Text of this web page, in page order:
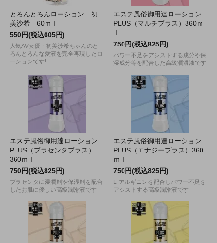
とろんとろんローション 初
美沙希 60ｍｌ
550円(税込605円)
人気AV女優・初美沙希ちゃんのと
ろんとろんな愛液を完全再現したロ
ーションです!
エステ風俗御用達ローション
PLUS（マルチプラス）360ｍ
ｌ
750円(税込825円)
パワー不足をアシストする成分や保
湿成分等を配合した高級潤滑液です
エステ風俗御用達ローション
PLUS（プラセンタプラス）
360ｍｌ
750円(税込825円)
プラセンタに湿潤剤や保湿剤を配合
したお肌に優しい高級潤滑液です
エステ風俗御用達ローション
PLUS（エナジープラス）360
ｍｌ
750円(税込825円)
L-アルギニンを配合しパワー不足を
アシストする高級潤滑液です